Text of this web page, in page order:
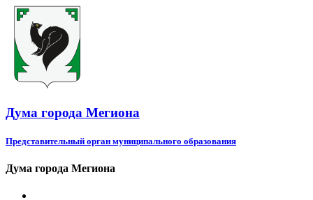
Дума города Мегиона
Представительный орган муниципального образования
Дума города Мегиона